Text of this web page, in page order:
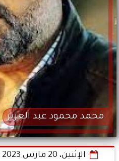
محمد محمود عبد العزيز
الإثنين، 20 مارس 2023